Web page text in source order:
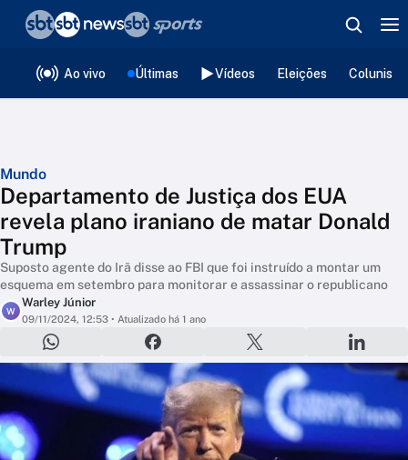
Ao vivo Últimas Vídeos Eleições
Mundo
Departamento de Justiça dos EUA
revela plano iraniano de matar Donald
Trump
Suposto agente do Irã disse ao FBI que foi instruído a montar um
esquema em setembro para monitorar e assassinar o republicano
W
Warley Júnior
09/11/2024, 12:53 • Atualizado há 1 ano
❮voltar
Editorias